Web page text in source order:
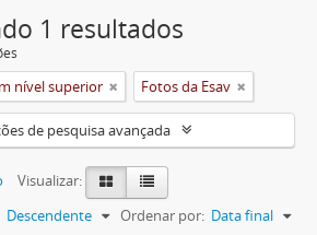
1 resultados
nível superior Fotos da Esav
de pesquisa avançada
Visualizar:
Ordenar por: Data final
Descendente